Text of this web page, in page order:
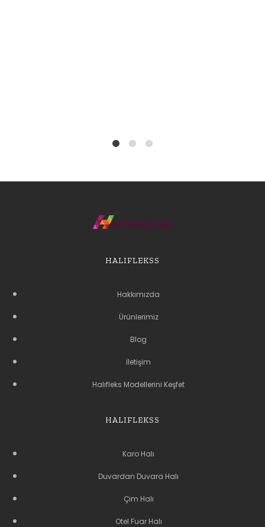
HALIFLEKSS
Hakkımızda
Ürünlerimiz
Blog
İletişim
Halıfleks Modellerini Keşfet
HALIFLEKSS
Karo Halı
Duvardan Duvara Halı
Çim Halı
Otel Fuar Halı